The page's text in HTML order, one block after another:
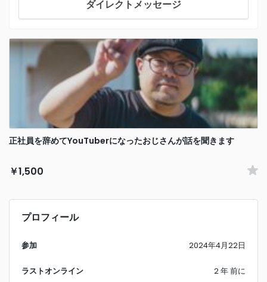
ダイレクトメッセージ
正社員を辞めてYouTuberになったおじさんが話を聞きます
￥1,500
プロフィール
参加 2024年4月22日
ラストオンライン 2 年 前に